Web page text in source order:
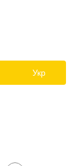
Укр